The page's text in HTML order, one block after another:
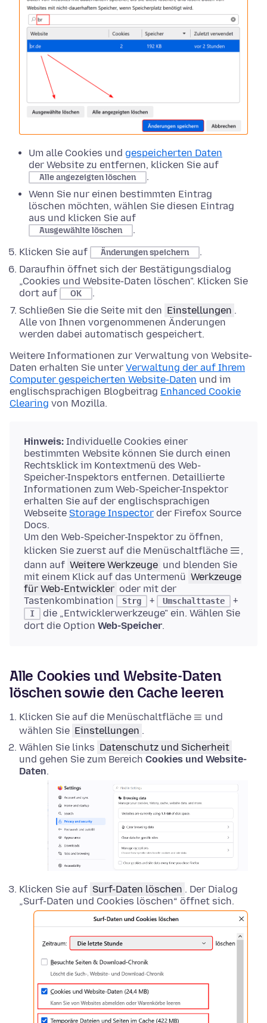
Um alle Cookies und gespeicherten Daten
der Website zu entfernen, klicken Sie auf
Alle angezeigten löschen
.
Wenn Sie nur einen bestimmten Eintrag
löschen möchten, wählen Sie diesen Eintrag
aus und klicken Sie auf
Ausgewählte löschen
.
Klicken Sie auf
Änderungen speichern
.
Daraufhin öffnet sich der Bestätigungsdialog
„Cookies und Website-Daten löschen". Klicken Sie
dort auf
OK
.
Schließen Sie die Seite mit den Einstellungen .
Alle von Ihnen vorgenommenen Änderungen
werden dabei automatisch gespeichert.
Weitere Informationen zur Verwaltung von Website-
Daten erhalten Sie unter Verwaltung der auf Ihrem
Computer gespeicherten Website-Daten und im
englischsprachigen Blogbeitrag Enhanced Cookie
Clearing von Mozilla.
Hinweis: Individuelle Cookies einer
bestimmten Website können Sie durch einen
Rechtsklick im Kontextmenü des Web-
Speicher-Inspektors entfernen. Detaillierte
Informationen zum Web-Speicher-Inspektor
erhalten Sie auf der englischsprachigen
Webseite Storage Inspector der Firefox Source
Docs.
Um den Web-Speicher-Inspektor zu öffnen,
klicken Sie zuerst auf die Menüschaltfläche
,
dann auf Weitere Werkzeuge und blenden Sie
mit einem Klick auf das Untermenü Werkzeuge
für Web-Entwickler oder mit der
Tastenkombination
Strg + Umschalttaste +
I
die „Entwicklerwerkzeuge" ein. Wählen Sie
dort die Option Web-Speicher.
Alle Cookies und Website-Daten
löschen sowie den Cache leeren
Klicken Sie auf die Menüschaltfläche
und
wählen Sie Einstellungen .
Wählen Sie links Datenschutz und Sicherheit
und gehen Sie zum Bereich Cookies und Website-
Daten.
Klicken Sie auf Surf-Daten löschen . Der Dialog
„Surf-Daten und Cookies löschen“ öffnet sich.